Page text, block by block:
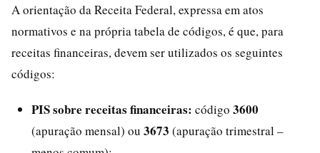
A orientação da Receita Federal, expressa em atos
normativos e na própria tabela de códigos, é que, para
receitas financeiras, devem ser utilizados os seguintes
códigos:
PIS sobre receitas financeiras: código 3600
(apuração mensal) ou 3673 (apuração trimestral –